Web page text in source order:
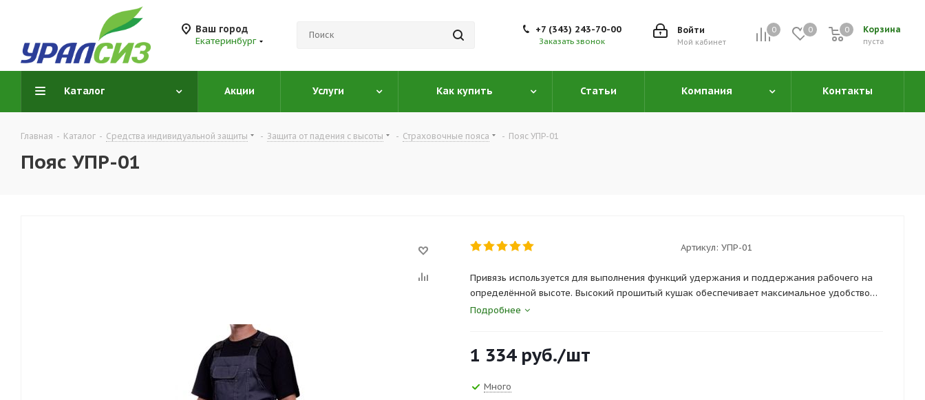
Ваш город
Екатеринбург
0 0 Корзина
0
пуста
0
Войти
Мой кабинет
+7 (343) 243-70-00
Заказать звонок
Каталог Акции Услуги Как купить Статьи Компания Контакты
Главная - Каталог - Средства индивидуальной защиты - Защита от падения с высоты - Страховочные пояса - Пояс УПР-01
Пояс УПР-01
Артикул: УПР-01
Привязь используется для выполнения функций удержания и поддержания рабочего на
определённой высоте. Высокий прошитый кушак обеспечивает максимальное удобство
при длительном выполнении работ.
используются стропы без амортизатора.
Вес удерживающей привязи не более 1,5 кг.
Статическая нагрузка не менее 15 кН
Подробнее
1 334руб./шт
Много